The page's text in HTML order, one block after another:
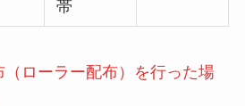
帯
ローラー配布）を行った場